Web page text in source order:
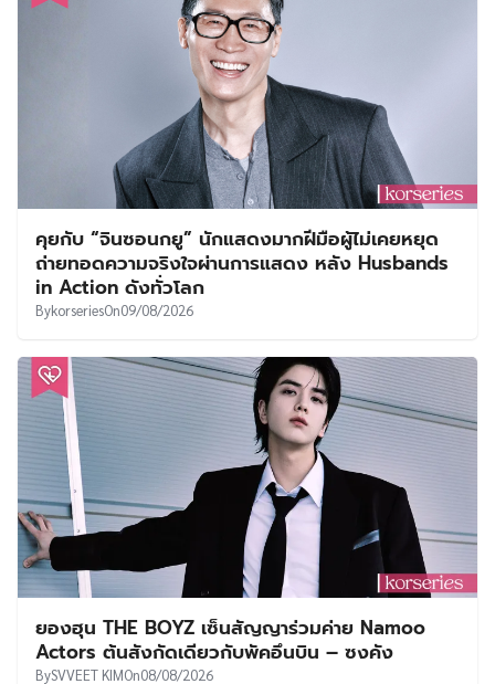
คุยกับ “จินซอนกยู” นักแสดงมากฝีมือผู้ไม่เคยหยุด
ถ่ายทอดความจริงใจผ่านการแสดง หลัง Husbands
in Action ดังทั่วโลก
BykorseriesOn09/08/2026
ยองฮุน THE BOYZ เซ็นสัญญาร่วมค่าย Namoo
Actors ต้นสังกัดเดียวกับพัคอึนบิน – ซงคัง
BySVVEET KIMOn08/08/2026